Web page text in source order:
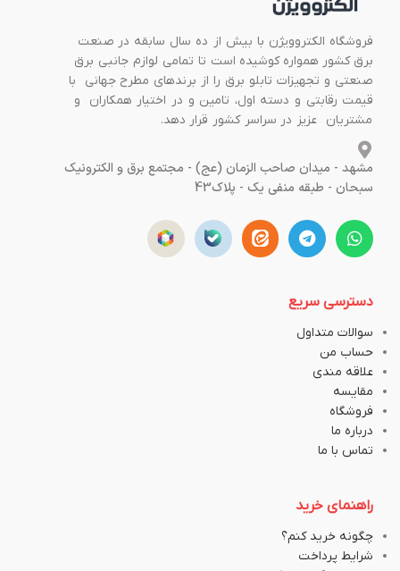
فروشگاه الکتروویژن با بیش از ده سال سابقه در صنعت
برق کشور همواره کوشیده است تا تمامی لوازم جانبی برق
صنعتی و تجهیزات تابلو برق را از برندهای مطرح جهانی با
قیمت رقابتی و دسته اول، تامین و در اختیار همکاران و
مشتریان عزیز در سراسر کشور قرار دهد.
مشهد - میدان صاحب الزمان (عج) - مجتمع برق و الکترونیک
سبحان - طبقه منفی یک - پلاک43
دسترسی سریع
سوالات متداول
حساب من
علاقه مندی
مقایسه
فروشگاه
درباره ما
تماس با ما
راهنمای خرید
چگونه خرید کنم؟
شرایط پرداخت